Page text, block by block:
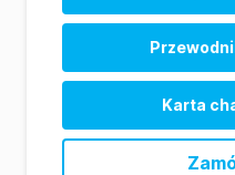
BAX System Q7
Karta